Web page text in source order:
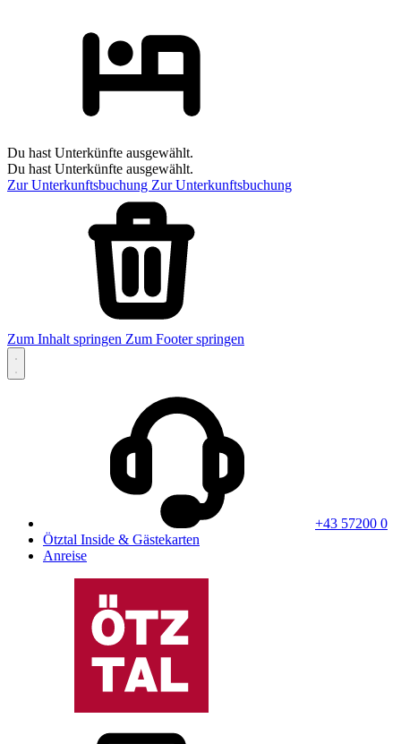
Du hast Unterkünfte ausgewählt.
Du hast Unterkünfte ausgewählt.
Zur Unterkunftsbuchung Zur Unterkunftsbuchung
Zum Inhalt springen Zum Footer springen
+43 57200 0
Ötztal Inside & Gästekarten
Anreise